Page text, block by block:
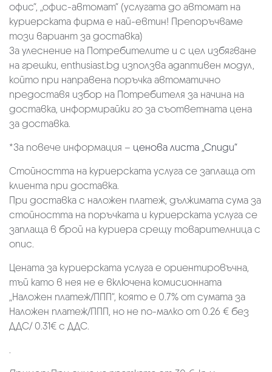
офис“, „офис-автомат“ (услугата до автомат на
куриерската фирма е най-евтин! Препоръчваме
този вариант за доставка)
За улеснение на Потребителите и с цел избягване
на грешки, enthusiast.bg използва адаптивен модул,
който при направена поръчка автоматично
предоставя избор на Потребителя за начина на
доставка, информирайки го за съответната цена
за доставка.
*За повече информация – ценова листа „Спиди“
Стойността на куриерската услуга се заплаща от
клиента при доставка.
При доставка с наложен платеж, дължимата сума за
стойността на поръчката и куриерската услуга се
заплаща в брой на куриера срещу товарителница с
опис.
Цената за куриерската услуга е ориентировъчна,
тъй като в нея не е включена комисионната
„Наложен платеж/ППП“, която е 0.7% от сумата за
Наложен платеж/ППП, но не по-малко от 0.26 € без
ДДС/ 0.31€ с ДДС.
.